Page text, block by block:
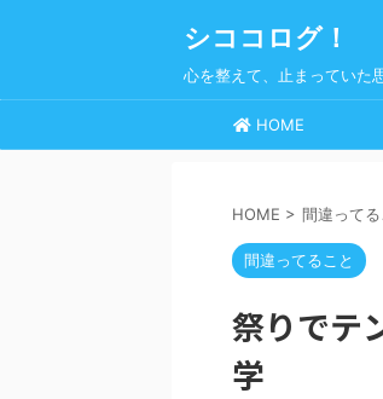
シココログ！
心を整えて、止まっていた
HOME
HOME > 間違ってる
間違ってること
祭りでテ
学